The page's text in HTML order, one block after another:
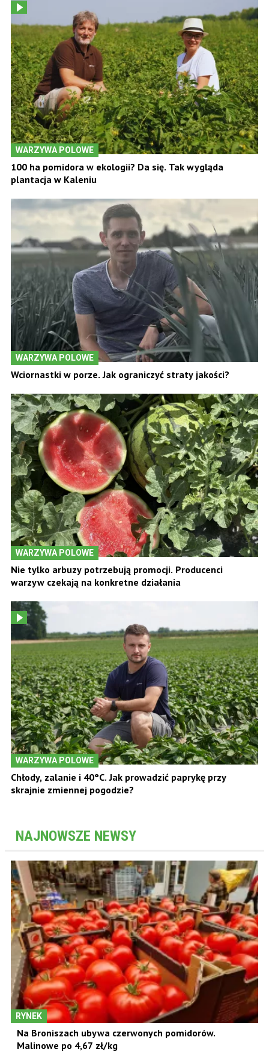
WARZYWA POLOWE
100 ha pomidora w ekologii? Da się. Tak wygląda
plantacja w Kaleniu
WARZYWA POLOWE
Wciornastki w porze. Jak ograniczyć straty jakości?
WARZYWA POLOWE
Nie tylko arbuzy potrzebują promocji. Producenci
warzyw czekają na konkretne działania
WARZYWA POLOWE
Chłody, zalanie i 40°C. Jak prowadzić paprykę przy
skrajnie zmiennej pogodzie?
NAJNOWSZE NEWSY
RYNEK
Na Broniszach ubywa czerwonych pomidorów.
Malinowe po 4,67 zł/kg